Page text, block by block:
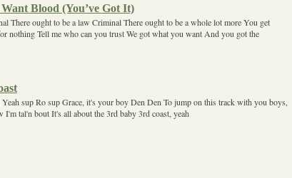
Blood (You’ve Got It)
There ought to be a law Criminal There ought to be a whole lot more You get
nothing Tell me who can you trust We got what you want And you got the
sup Ro sup Grace, it's your boy Den Den To jump on this track with you boys,
I'm tal'n bout It's all about the 3rd baby 3rd coast, yeah